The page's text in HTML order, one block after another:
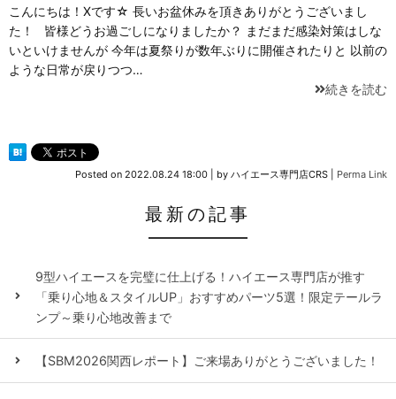
こんにちは！Xです☆ 長いお盆休みを頂きありがとうございまし
た！ 皆様どうお過ごしになりましたか？ まだまだ感染対策はしな
いといけませんが 今年は夏祭りが数年ぶりに開催されたりと 以前の
ような日常が戻りつつ…
続きを読む
Posted on 2022.08.24 18:00 by ハイエース専門店CRS Perma Link
最新の記事
9型ハイエースを完璧に仕上げる！ハイエース専門店が推す
「乗り心地＆スタイルUP」おすすめパーツ5選！限定テールラ
ンプ～乗り心地改善まで
【SBM2026関西レポート】ご来場ありがとうございました！